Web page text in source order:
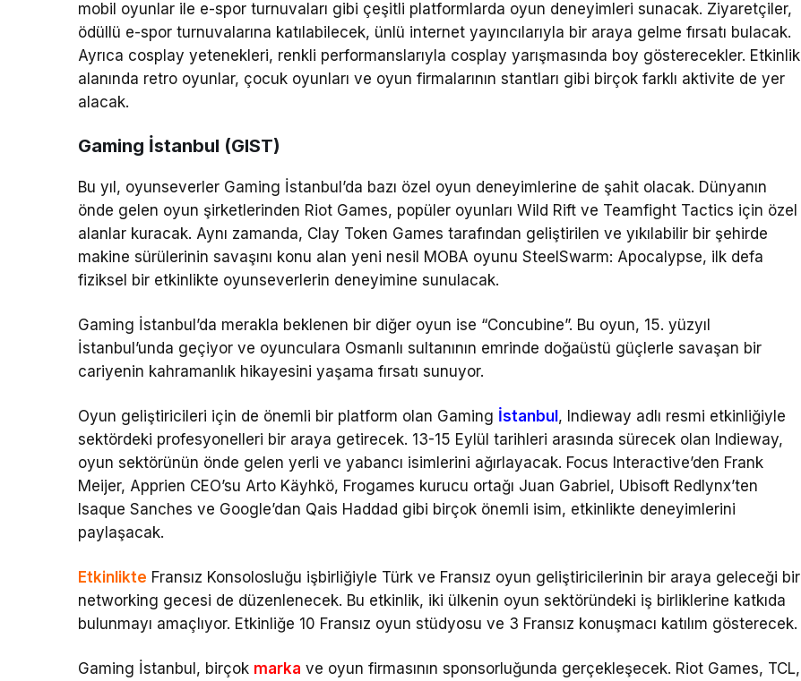
mobil oyunlar ile e-spor turnuvaları gibi çeşitli platformlarda oyun deneyimleri sunacak. Ziyaretçiler,
ödüllü e-spor turnuvalarına katılabilecek, ünlü internet yayıncılarıyla bir araya gelme fırsatı bulacak.
Ayrıca cosplay yetenekleri, renkli performanslarıyla cosplay yarışmasında boy gösterecekler. Etkinlik
alanında retro oyunlar, çocuk oyunları ve oyun firmalarının stantları gibi birçok farklı aktivite de yer
alacak.
Gaming İstanbul (GIST)
Bu yıl, oyunseverler Gaming İstanbul’da bazı özel oyun deneyimlerine de şahit olacak. Dünyanın
önde gelen oyun şirketlerinden Riot Games, popüler oyunları Wild Rift ve Teamfight Tactics için özel
alanlar kuracak. Aynı zamanda, Clay Token Games tarafından geliştirilen ve yıkılabilir bir şehirde
makine sürülerinin savaşını konu alan yeni nesil MOBA oyunu SteelSwarm: Apocalypse, ilk defa
fiziksel bir etkinlikte oyunseverlerin deneyimine sunulacak.
Gaming İstanbul’da merakla beklenen bir diğer oyun ise “Concubine”. Bu oyun, 15. yüzyıl
İstanbul’unda geçiyor ve oyunculara Osmanlı sultanının emrinde doğaüstü güçlerle savaşan bir
cariyenin kahramanlık hikayesini yaşama fırsatı sunuyor.
Oyun geliştiricileri için de önemli bir platform olan Gaming İstanbul, Indieway adlı resmi etkinliğiyle
sektördeki profesyonelleri bir araya getirecek. 13-15 Eylül tarihleri arasında sürecek olan Indieway,
oyun sektörünün önde gelen yerli ve yabancı isimlerini ağırlayacak. Focus Interactive’den Frank
Meijer, Apprien CEO’su Arto Käyhkö, Frogames kurucu ortağı Juan Gabriel, Ubisoft Redlynx’ten
Isaque Sanches ve Google’dan Qais Haddad gibi birçok önemli isim, etkinlikte deneyimlerini
paylaşacak.
Etkinlikte Fransız Konsolosluğu işbirliğiyle Türk ve Fransız oyun geliştiricilerinin bir araya geleceği bir
networking gecesi de düzenlenecek. Bu etkinlik, iki ülkenin oyun sektöründeki iş birliklerine katkıda
bulunmayı amaçlıyor. Etkinliğe 10 Fransız oyun stüdyosu ve 3 Fransız konuşmacı katılım gösterecek.
Gaming İstanbul, birçok marka ve oyun firmasının sponsorluğunda gerçekleşecek. Riot Games, TCL,